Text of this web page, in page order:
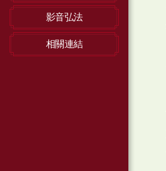
影音弘法
相關連結